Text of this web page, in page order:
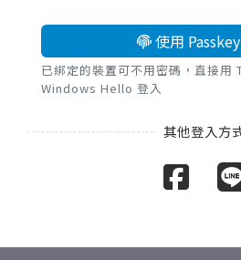
使用
已綁定的裝置可不用密碼，直接
Windows Hello 登入